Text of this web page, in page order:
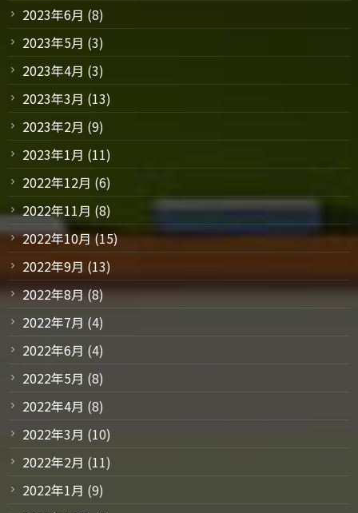
2023年6月 (8)
2023年5月 (3)
2023年4月 (3)
2023年3月 (13)
2023年2月 (9)
2023年1月 (11)
2022年12月 (6)
2022年11月 (8)
2022年10月(15)
2022年9月 (13)
2022年8月(8)
2022年7月 (4)
2022年6月 (4)
2022年5月 (8)
2022年4月 (8)
2022年3月 (10)
2022年2月 (11)
2022年1月 (9)